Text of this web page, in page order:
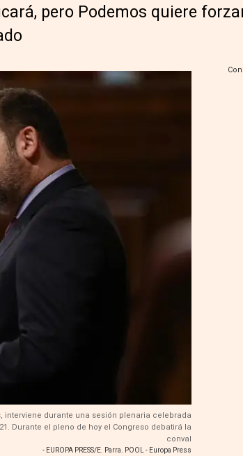
pero Podemos quiere
interviene durante una sesión plenaria celebrada
Durante el pleno de hoy el Congreso debatirá la
conval
- EUROPA PRESS/E. Parra. POOL - Europa Press